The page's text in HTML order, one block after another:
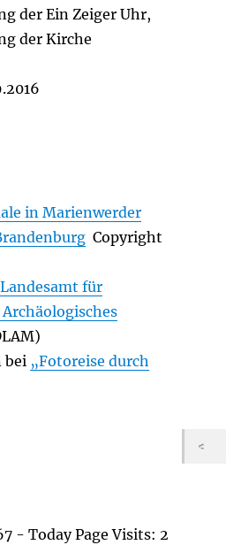
der Ein Zeiger Uhr,
der Kirche
in Marienwerder
Copyright
für
bei „Fotoreise durch
- Today Page Visits: 2